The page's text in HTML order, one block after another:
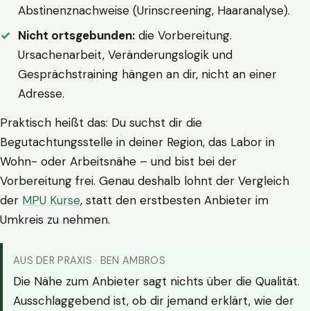
Abstinenznachweise (Urinscreening, Haaranalyse).
Nicht ortsgebunden: die Vorbereitung.
Ursachenarbeit, Veränderungslogik und
Gesprächstraining hängen an dir, nicht an einer
Adresse.
Praktisch heißt das: Du suchst dir die
Begutachtungsstelle in deiner Region, das Labor in
Wohn- oder Arbeitsnähe – und bist bei der
Vorbereitung frei. Genau deshalb lohnt der Vergleich
der MPU Kurse, statt den erstbesten Anbieter im
Umkreis zu nehmen.
AUS DER PRAXIS · BEN AMBROS
Die Nähe zum Anbieter sagt nichts über die Qualität.
Ausschlaggebend ist, ob dir jemand erklärt, wie der